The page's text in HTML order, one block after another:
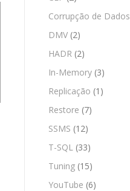
Corrupção de Dados
DMV (2)
HADR (2)
In-Memory (3)
Replicação (1)
Restore (7)
SSMS (12)
T-SQL (33)
Tuning (15)
YouTube (6)